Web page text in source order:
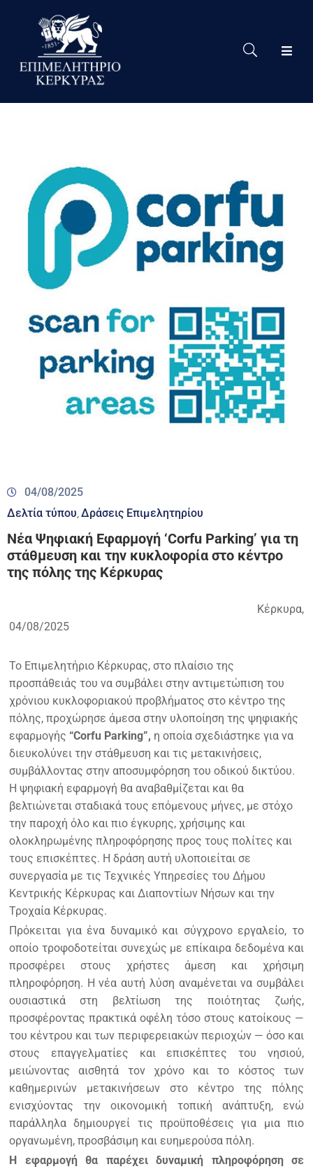
Το
Eπιμελητήριο
Υπηρεσίες
Πληροφόρηση
Χρήσιμες
Συνδέσεις
04/08/2025
Δελτία τύπου Δράσεις Επιμελητηρίου
Νέα Ψηφιακή Εφαρμογή ‘Corfu Parking’ για τη
στάθμευση και την κυκλοφορία στο κέντρο
της πόλης της Κέρκυρας
Κέρκυρα,
04/08/2025
Το Επιμελητήριο Κέρκυρας, στο πλαίσιο της
προσπάθειάς του να συμβάλει στην αντιμετώπιση του
χρόνιου κυκλοφοριακού προβλήματος στο κέντρο της
πόλης, προχώρησε άμεσα στην υλοποίηση της ψηφιακής
εφαρμογής “Corfu Parking”, η οποία σχεδιάστηκε για να
διευκολύνει την στάθμευση και τις μετακινήσεις,
συμβάλλοντας στην αποσυμφόρηση του οδικού δικτύου.
Η ψηφιακή εφαρμογή θα αναβαθμίζεται και θα
βελτιώνεται σταδιακά τους επόμενους μήνες, με στόχο
την παροχή όλο και πιο έγκυρης, χρήσιμης και
ολοκληρωμένης πληροφόρησης προς τους πολίτες και
τους επισκέπτες. Η δράση αυτή υλοποιείται σε
συνεργασία με τις Τεχνικές Υπηρεσίες του Δήμου
Κεντρικής Κέρκυρας και Διαποντίων Νήσων και την
Τροχαία Κέρκυρας.
Πρόκειται για ένα δυναμικό και σύγχρονο εργαλείο, το
οποίο τροφοδοτείται συνεχώς με επίκαιρα δεδομένα και
προσφέρει στους χρήστες άμεση και χρήσιμη
πληροφόρηση. Η νέα αυτή λύση αναμένεται να συμβάλει
ουσιαστικά στη βελτίωση της ποιότητας ζωής,
προσφέροντας πρακτικά οφέλη τόσο στους κατοίκους —
του κέντρου και των περιφερειακών περιοχών — όσο και
στους επαγγελματίες και επισκέπτες του νησιού,
μειώνοντας αισθητά τον χρόνο και το κόστος των
καθημερινών μετακινήσεων στο κέντρο της πόλης
ενισχύοντας την οικονομική τοπική ανάπτυξη, ενώ
παράλληλα δημιουργεί τις προϋποθέσεις για μια πιο
οργανωμένη, προσβάσιμη και ευημερούσα πόλη.
Η εφαρμογή θα παρέχει δυναμική πληροφόρηση σε